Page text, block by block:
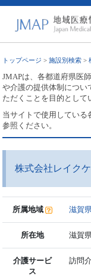
トップページ >施設別検索 >
JMAPは、各都道府県医
や介護の提供体制につい
ただくことを目的として
当サイトで使用している
参照ください。
株式会社レイク
所属地域 滋賀
所在地 滋賀
介護サービ
ス
訪問